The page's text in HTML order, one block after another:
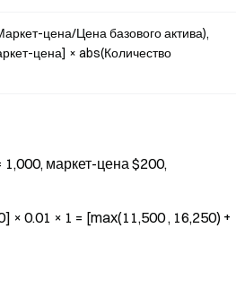
цена/Цена базового актива),
цена] × abs(Количество
маркет-цена $200,
0.01 × 1 = [max(11,500 , 16,250) +